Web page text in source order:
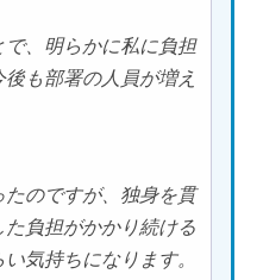
、明らかに私に負担
も部署の人員が増え
のですが、独身を貫
負担がかかり続ける
気持ちになります。